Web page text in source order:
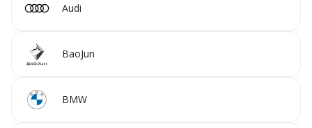
Audi
BaoJun
BMW